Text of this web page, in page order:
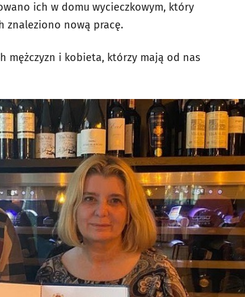
ich w domu wycieczkowym, który
znaleziono nową pracę.
mężczyzn i kobieta, którzy mają od nas